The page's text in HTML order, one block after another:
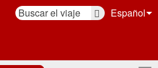
Español